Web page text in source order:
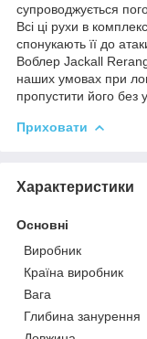
супроводжується
Всі ці рухи в
спонукають її до
Воблер Jackall
наших умовах при
пропустити його без
Приховати
Характеристики
Основні
Виробник
Країна виробник
Вага
Глибина занурення